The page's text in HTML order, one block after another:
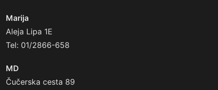
Marija
Aleja Lipa 1E
Tel: 01/2866-658
MD
Čučerska cesta 89